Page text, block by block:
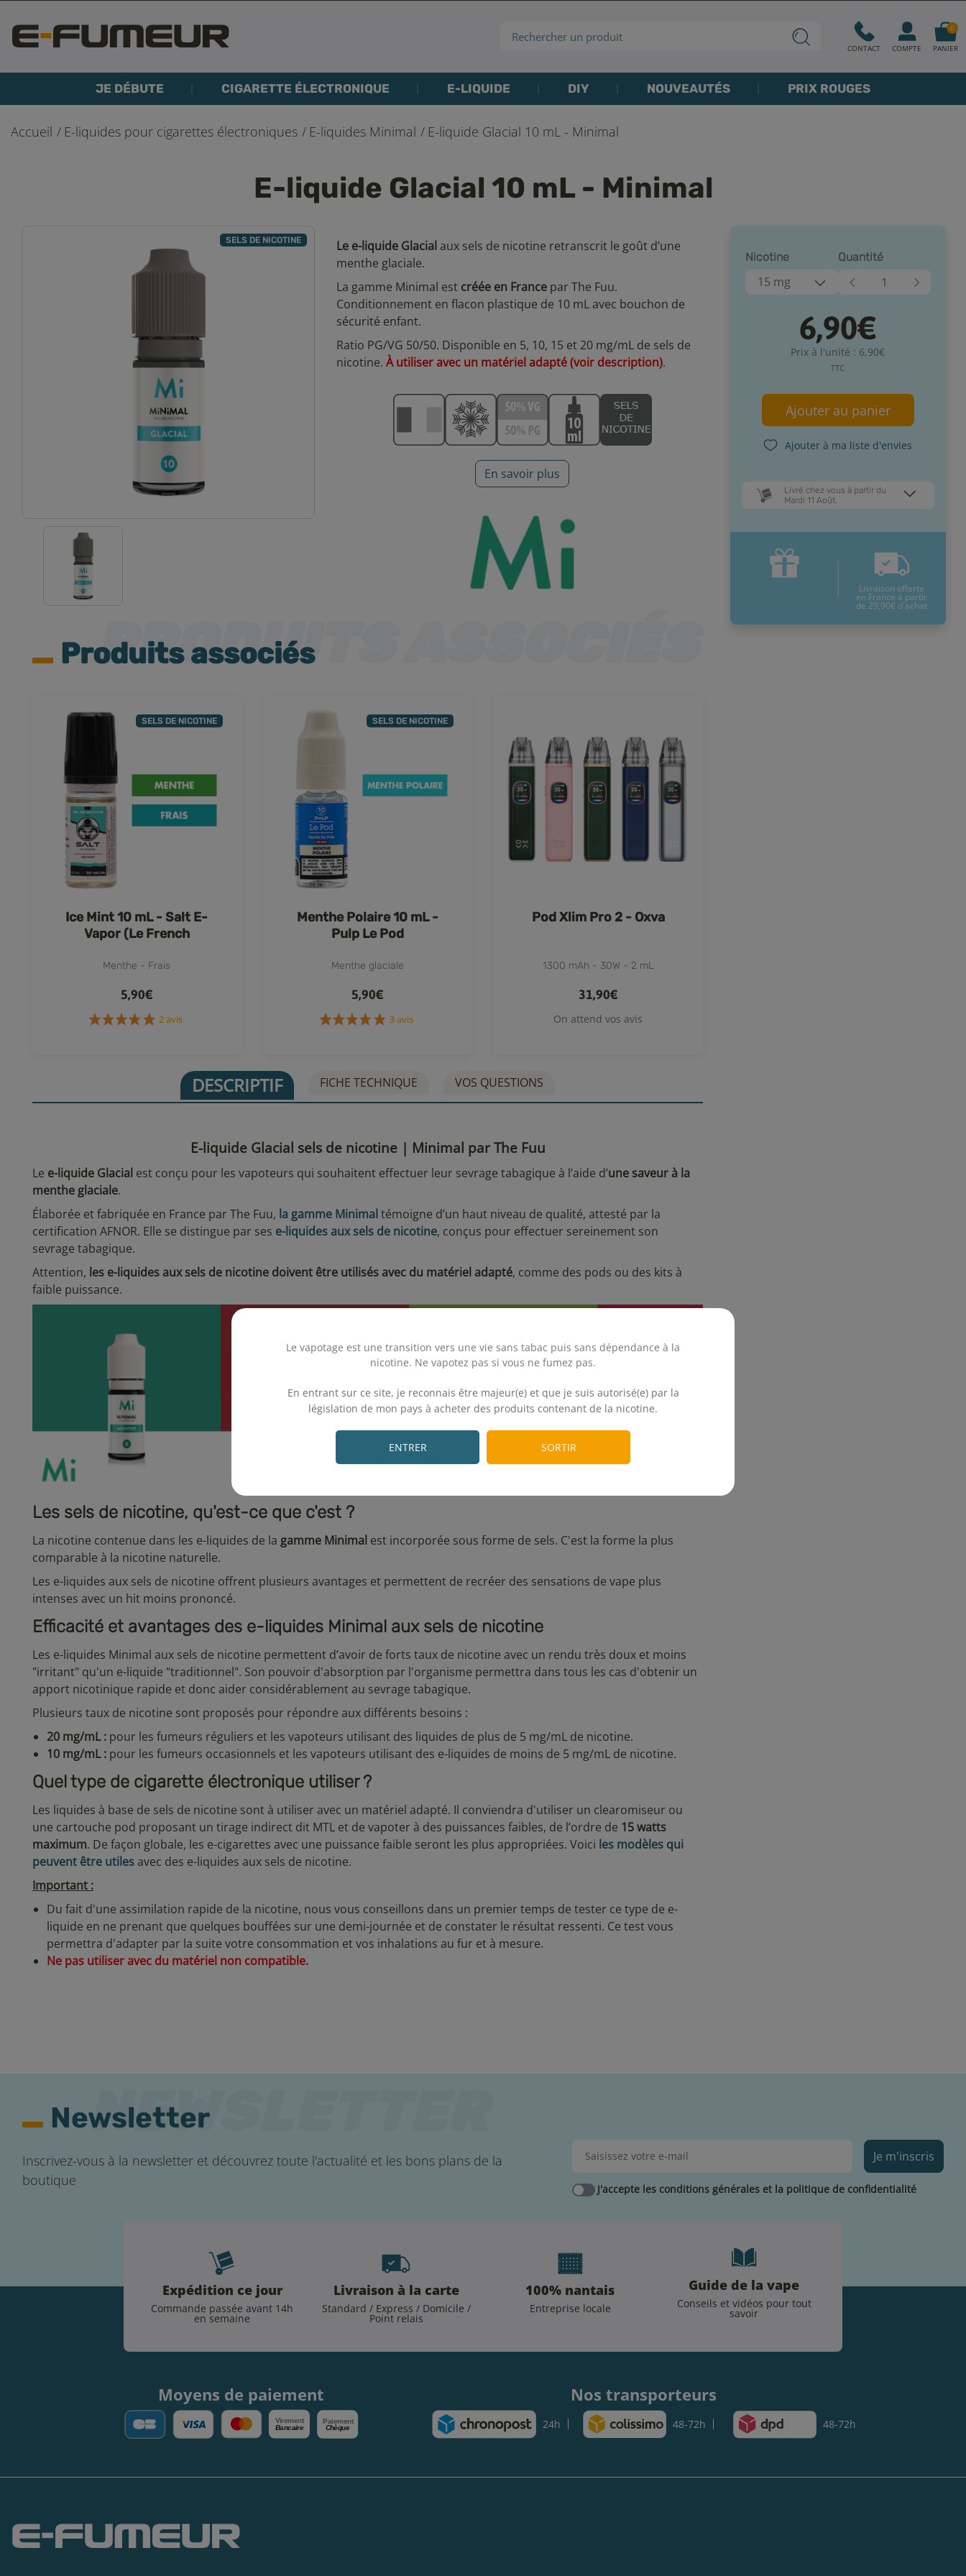
Le vapotage est une transition vers une vie sans tabac puis sans dépendance à la
nicotine. Ne vapotez pas si vous ne fumez pas.
En entrant sur ce site, je reconnais être majeur(e) et que je suis autorisé(e) par la
législation de mon pays à acheter des produits contenant de la nicotine.
ENTRER SORTIR
CONTACT COMPTE PANIER
0
JE DÉBUTE CIGARETTE ÉLECTRONIQUE E-LIQUIDE DIY NOUVEAUTÉS PRIX ROUGES
Accueil E-liquides pour cigarettes électroniques E-liquides Minimal E-liquide Glacial 10 mL - Minimal
E-liquide Glacial 10 mL - Minimal
SELS DE NICOTINE Le e-liquide Glacial aux sels de nicotine retranscrit le goût d’une
menthe glaciale.
La gamme Minimal est créée en Francepar The Fuu.
Conditionnement en flacon plastique de 10 mL avec bouchon de
sécurité enfant.
Ratio PG/VG 50/50. Disponible en 5, 10, 15 et 20 mg/mL de sels de
nicotine. À utiliser avec un matériel adapté (voir description).
En savoir plus
Nicotine
15 mg
Quantité
6,90€
Prix à l'unité : 6,90€
TTC
Ajouter au panier
Ajouter à ma liste d'envies
Livré chez vous à partir du
Mardi 11 Août.
Jeudi 13 Août Mardi 11 Août
* Pour une livraison en France
+ d'infos
Livraison offerte
en France à partir
de 29,90€ d'achat
Produits associés
SELS DE NICOTINE
Ice Mint 10 mL - Salt E-
Vapor (Le French
Menthe - Frais
5,90€
SELS DE NICOTINE
Menthe Polaire 10 mL -
Pulp Le Pod
Menthe glaciale
5,90€
Pod Xlim Pro 2 - Oxva
1300 mAh - 30W - 2 mL
31,90€
On attend vos avis
DESCRIPTIF FICHE TECHNIQUE VOS QUESTIONS
E-liquide Glacial sels de nicotine | Minimal par The Fuu
Le e-liquide Glacial est conçu pour les vapoteurs qui souhaitent effectuer leur sevrage tabagique à l’aide d’une saveur à la
menthe glaciale.
Élaborée et fabriquée en France par The Fuu, la gamme Minimal témoigne d’un haut niveau de qualité, attesté par la
certification AFNOR. Elle se distingue par ses e-liquides aux sels de nicotine, conçus pour effectuer sereinement son
sevrage tabagique.
Attention, les e-liquides aux sels de nicotine doivent être utilisés avec du matériel adapté, comme des pods ou des kits à
faible puissance.
Les sels de nicotine, qu'est-ce que c'est ?
La nicotine contenue dans les e-liquides de la gamme Minimal est incorporée sous forme de sels. C'est la forme la plus
comparable à la nicotine naturelle.
Les e-liquides aux sels de nicotine offrent plusieurs avantages et permettent de recréer des sensations de vape plus
intenses avec un hit moins prononcé.
Efficacité et avantages des e-liquides Minimal aux sels de nicotine
Les e-liquides Minimal aux sels de nicotine permettent d’avoir de forts taux de nicotine avec un rendu très doux et moins
"irritant" qu'un e-liquide "traditionnel". Son pouvoir d'absorption par l'organisme permettra dans tous les cas d'obtenir un
apport nicotinique rapide et donc aider considérablement au sevrage tabagique.
Plusieurs taux de nicotine sont proposés pour répondre aux différents besoins :
20 mg/mL : pour les fumeurs réguliers et les vapoteurs utilisant des liquides de plus de 5 mg/mL de nicotine.
10 mg/mL : pour les fumeurs occasionnels et les vapoteurs utilisant des e-liquides de moins de 5 mg/mL de nicotine.
Quel type de cigarette électronique utiliser ?
Les liquides à base de sels de nicotine sont à utiliser avec un matériel adapté. Il conviendra d'utiliser un clearomiseur ou
une cartouche pod proposant un tirage indirect dit MTL et de vapoter à des puissances faibles, de l’ordre de 15 watts
maximum. De façon globale, les e-cigarettes avec une puissance faible seront les plus appropriées. Voici les modèles qui
peuvent être utilesavec des e-liquides aux sels de nicotine.
Important :
Du fait d'une assimilation rapide de la nicotine, nous vous conseillons dans un premier temps de tester ce type de e-
liquide en ne prenant que quelques bouffées sur une demi-journée et de constater le résultat ressenti. Ce test vous
permettra d'adapter par la suite votre consommation et vos inhalations au fur et à mesure.
Ne pas utiliser avec du matériel non compatible.
Newsletter
Inscrivez-vous à la newsletter et découvrez toute l'actualité et les bons plans de la
boutique
Je m'inscris
J'accepte les conditions générales et la politique de confidentialité
Expédition ce jour
Commande passée avant 14h
en semaine
Livraison à la carte
Standard / Express / Domicile /
Point relais
100% nantais
Entreprise locale
Guide de la vape
Conseils et vidéos pour tout
savoir
Moyens de paiement
Virement
Bancaire
Paiement
Chèque
Nos transporteurs
24h 48-72h 48-72h